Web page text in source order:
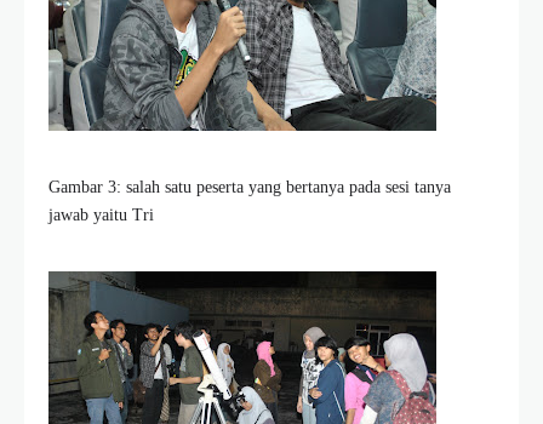
Gambar 3: salah satu peserta yang bertanya pada sesi tanya
jawab yaitu Tri